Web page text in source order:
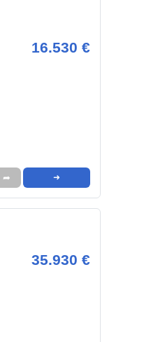
16.530 €
➦ ➜
35.930 €